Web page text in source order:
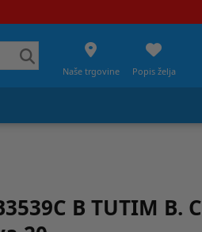
Naše trgovine Popis želja
B TUTIM B. C